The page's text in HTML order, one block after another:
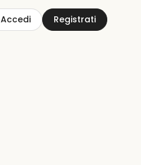
Accedi Registrati